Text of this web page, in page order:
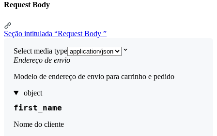
Request Body
Seção intitulada “Request Body ”
Select media type
Endereço de envio
Modelo de endereço de envio para carrinho e pedido
object
first_name
Nome do cliente